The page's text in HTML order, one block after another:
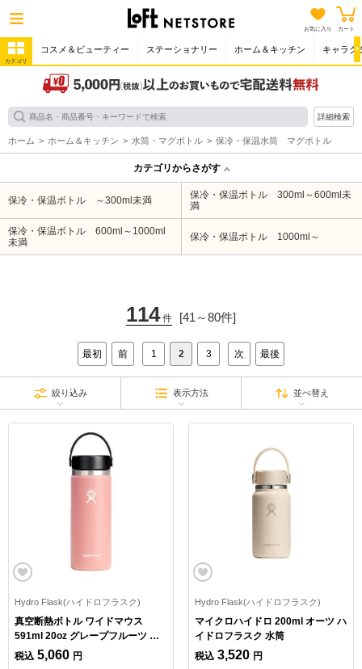
お気に入り カート
カテゴリ
コスメ＆ビューティー ステーショナリー ホーム＆キッチン キャラク
詳細検索
ホーム ホーム＆キッチン 水筒・マグボトル 保冷・保温水筒 マグボトル
カテゴリからさがす
保冷・保温ボトル ～300ml未満
保冷・保温ボトル 300ml～600ml未
満
保冷・保温ボトル 600ml～1000ml
未満
保冷・保温ボトル 1000ml～
114件 [41～80件]
最初 前 1 2 3 次 最後
絞り込み 表示方法 並べ替え
Hydro Flask(ハイドロフラスク)
真空断熱ボトル ワイドマウス
591ml 20oz グレープフルーツ ハ
イドロフラスク 水筒
税込 5,060 円
Hydro Flask(ハイドロフラスク)
マイクロハイドロ 200ml オーツ ハ
イドロフラスク 水筒
税込 3,520 円